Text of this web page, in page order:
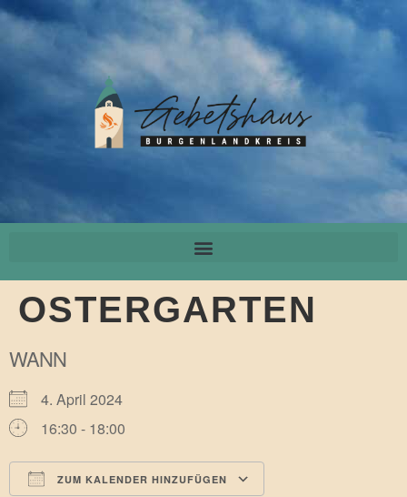
OSTERGARTEN
WANN
4. April 2024
16:30 - 18:00
ZUM KALENDER HINZUFÜGEN